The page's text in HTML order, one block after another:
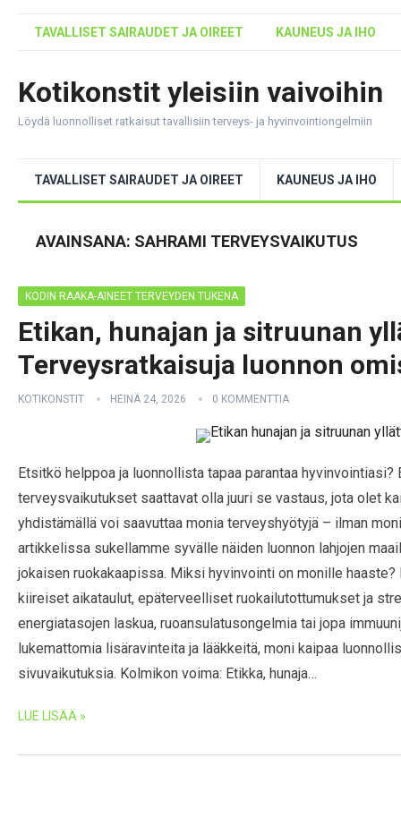
TAVALLISET SAIRAUDET JA OIREET KAUNEUS JA IHO
Kotikonstit yleisiin vaivoihin
Löydä luonnolliset ratkaisut tavallisiin terveys- ja hyvinvointiongelmiin
TAVALLISET SAIRAUDET JA OIREET KAUNEUS JA IHO
AVAINSANA: SAHRAMI TERVEYSVAIKUTUS
KODIN RAAKA-AINEET TERVEYDEN TUKENA
Etikan, hunajan ja sitruunan
Terveysratkaisuja luonnon
KOTIKONSTIT HEINÄ 24, 2026 0 KOMMENTTIA
Etsitkö helppoa ja luonnollista tapaa parantaa hyvinvointiasi?
terveysvaikutukset saattavat olla juuri se vastaus, jota olet
yhdistämällä voi saavuttaa monia terveyshyötyjä – ilman
artikkelissa sukellamme syvälle näiden luonnon lahjojen
jokaisen ruokakaapissa. Miksi hyvinvointi on monille
kiireiset aikataulut, epäterveelliset ruokailutottumukset ja
energiatasojen laskua, ruoansulatusongelmia tai jopa
lukemattomia lisäravinteita ja lääkkeitä, moni kaipaa
sivuvaikutuksia. Kolmikon voima: Etikka, hunaja…
LUE LISÄÄ »